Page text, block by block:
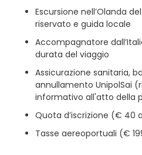
Escursione nell’Olanda
riservato e guida locale
Accompagnatore
durata del viaggio
Assicurazione sanitaria,
annullamento UnipolSai
informativo all'atto della
Quota d’iscrizione (€ 40
Tasse aereoportuali (€